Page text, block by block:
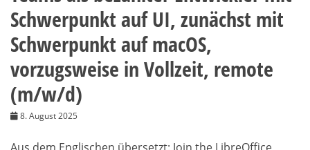
Schwerpunkt auf UI, zunächst mit
Schwerpunkt auf macOS,
vorzugsweise in Vollzeit, remote
(m/w/d)
8. August 2025